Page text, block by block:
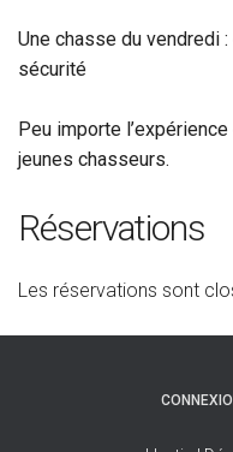
Une chasse du vendredi
sécurité
Peu importe
jeunes chasseurs.
Réservations
Les réservations sont